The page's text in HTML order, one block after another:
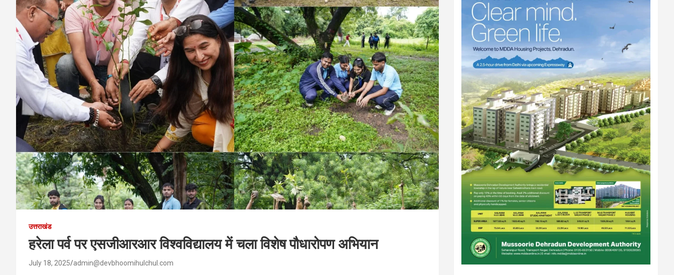
उत्तराखंड
हरेला पर्व पर एसजीआरआर विश्वविद्यालय में चला विशेष पौधारोपण अभियान
July 18, 2025 admin@devbhoomihulchul.com